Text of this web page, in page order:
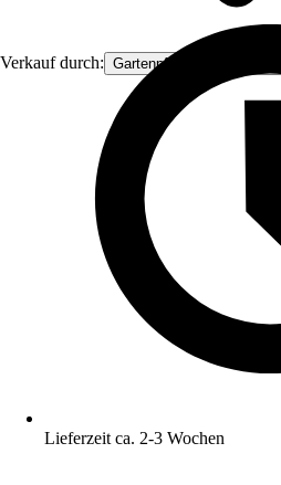
Verkauf durch: Gartenpflanzen Ammerland
Lieferzeit ca. 2-3 Wochen